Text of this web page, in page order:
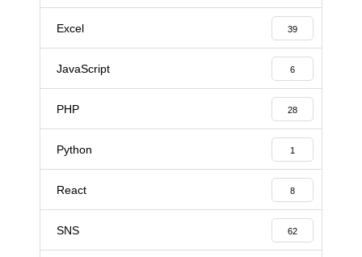
Excel 39
JavaScript 6
PHP 28
Python 1
React 8
SNS 62